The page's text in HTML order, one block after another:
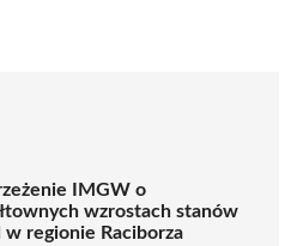
IMGW o
wzrostach stanów
w regionie Raciborza